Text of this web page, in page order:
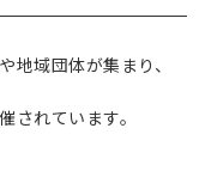
地域団体が集まり、
されています。